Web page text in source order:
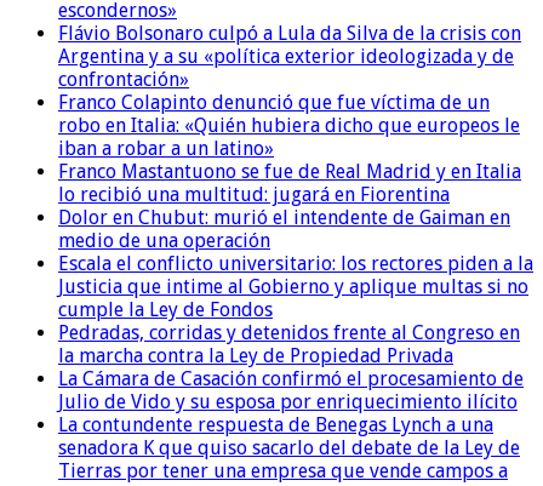
escondernos»
Flávio Bolsonaro culpó a Lula da Silva de la crisis con
Argentina y a su «política exterior ideologizada y de
confrontación»
Franco Colapinto denunció que fue víctima de un
robo en Italia: «Quién hubiera dicho que europeos le
iban a robar a un latino»
Franco Mastantuono se fue de Real Madrid y en Italia
lo recibió una multitud: jugará en Fiorentina
Dolor en Chubut: murió el intendente de Gaiman en
medio de una operación
Escala el conflicto universitario: los rectores piden a la
Justicia que intime al Gobierno y aplique multas si no
cumple la Ley de Fondos
Pedradas, corridas y detenidos frente al Congreso en
la marcha contra la Ley de Propiedad Privada
La Cámara de Casación confirmó el procesamiento de
Julio de Vido y su esposa por enriquecimiento ilícito
La contundente respuesta de Benegas Lynch a una
senadora K que quiso sacarlo del debate de la Ley de
Tierras por tener una empresa que vende campos a